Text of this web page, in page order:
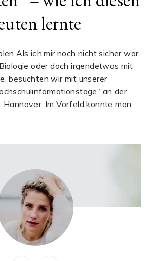
lernte
Als ich mir noch nicht sicher war,
oder doch irgendetwas mit
besuchten wir mit unserer
an der
Im Vorfeld konnte man